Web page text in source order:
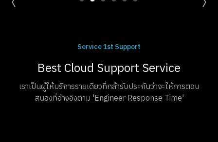
Service 1st Support
Best Cloud Support Service
เราเป็นผู้ให้บริการรายเดียวที่กล้ารับประกันว่าจะให้การตอบ
สนองที่อ้างอิงตาม 'Engineer Response Time'